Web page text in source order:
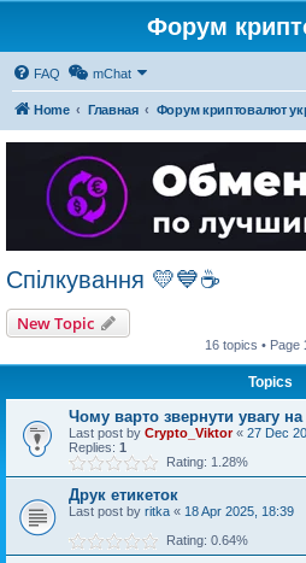
Форум
FAQ mChat
Home Главная Форум криптовалют
Спілкування 💛💙☕
New Topic
16 topics • Page
Topics
Чому варто звернути увагу
Last post by Crypto_Viktor« 27 Dec
Replies: 1
Rating: 1.28%
Друк етикеток
Last post by ritka « 18 Apr 2025, 18:39
Rating: 0.64%